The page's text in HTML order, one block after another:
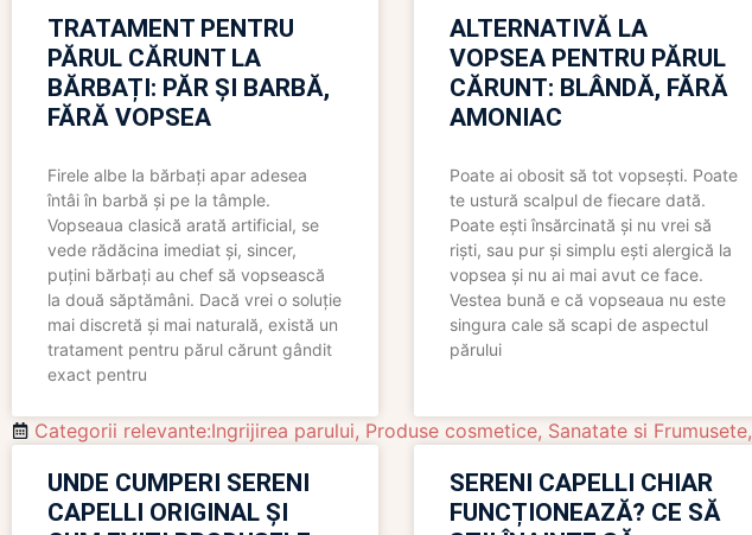
TRATAMENT PENTRU
PĂRUL CĂRUNT LA
BĂRBAȚI: PĂR ȘI BARBĂ,
FĂRĂ VOPSEA
Firele albe la bărbați apar adesea
întâi în barbă și pe la tâmple.
Vopseaua clasică arată artificial, se
vede rădăcina imediat și, sincer,
puțini bărbați au chef să vopsească
la două săptămâni. Dacă vrei o soluție
mai discretă și mai naturală, există un
tratament pentru părul cărunt gândit
exact pentru
ALTERNATIVĂ LA
VOPSEA PENTRU PĂRUL
CĂRUNT: BLÂNDĂ, FĂRĂ
AMONIAC
Poate ai obosit să tot vopsești. Poate
te ustură scalpul de fiecare dată.
Poate ești însărcinată și nu vrei să
riști, sau pur și simplu ești alergică la
vopsea și nu ai mai avut ce face.
Vestea bună e că vopseaua nu este
singura cale să scapi de aspectul
părului
Categorii relevante:Ingrijirea parului, Produse cosmetice, Sanatate si Frumusete,
UNDE CUMPERI SERENI
CAPELLI ORIGINAL ȘI
SERENI CAPELLI CHIAR
FUNCȚIONEAZĂ? CE SĂ